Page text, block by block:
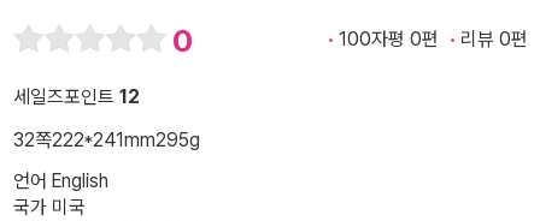
0 100자평 0편 리뷰 0편
세일즈포인트 12
32쪽222*241mm295g
언어 English
국가 미국